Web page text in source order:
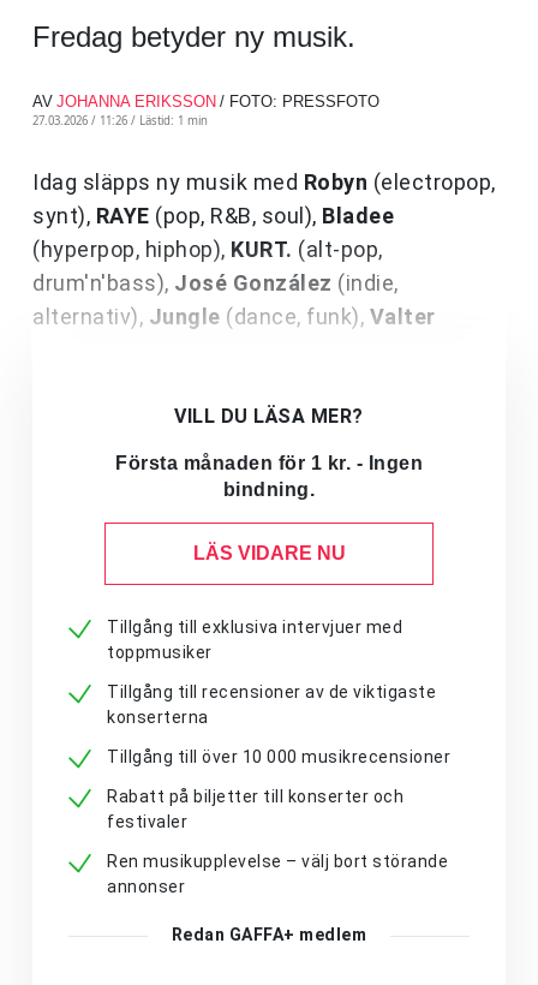
Fredag betyder ny musik.
AV JOHANNA ERIKSSON / FOTO: PRESSFOTO
27.03.2026 / 11:26 / Lästid: 1 min
Idag släpps ny musik med Robyn (electropop,
synt), RAYE (pop, R&B, soul), Bladee
(hyperpop, hiphop), KURT. (alt-pop,
drum'n'bass), José González (indie,
alternativ), Jungle (dance, funk), Valter
VILL DU LÄSA MER?
Första månaden för 1 kr. - Ingen
bindning.
LÄS VIDARE NU
Tillgång till exklusiva intervjuer med
toppmusiker
Tillgång till recensioner av de viktigaste
konserterna
Tillgång till över 10 000 musikrecensioner
Rabatt på biljetter till konserter och
festivaler
Ren musikupplevelse – välj bort störande
annonser
Redan GAFFA+ medlem